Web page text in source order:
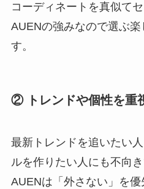
コーディネートを真似て
AUENの強みなので選ぶ
す。
② トレンドや個性を重
最新トレンドを追いたい
ルを作りたい人にも不向き
AUENは「外さない」を